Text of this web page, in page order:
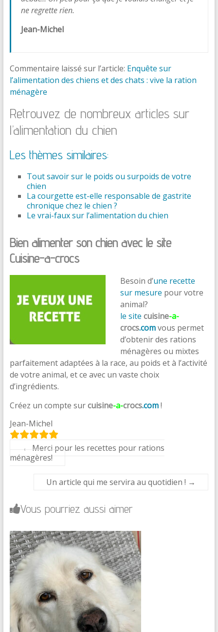
ne regrette rien.
Jean-Michel
Commentaire laissé sur l’article: Enquête sur
l’alimentation des chiens et des chats : vive la ration
ménagère
Retrouvez de nombreux articles sur
l’alimentation du chien
Les thèmes similaires:
Tout savoir sur le poids ou surpoids de votre
chien
La courgette est-elle responsable de gastrite
chronique chez le chien ?
Le vrai-faux sur l’alimentation du chien
Bien alimenter son chien avec le site
Cuisine-a-crocs
Besoin d’une recette
sur mesure pour votre
animal?
le site cuisine-a-
crocs.comvous permet
d’obtenir des rations
ménagères ou mixtes
parfaitement adaptées à la race, au poids et à l’activité
de votre animal, et ce avec un vaste choix
d’ingrédients.
Créez un compte surcuisine-a-crocs.com!
Jean-Michel
←
Merci pour les recettes pour rations
ménagères!
Un article qui me servira au quotidien ! →
Vous pourriez aussi aimer